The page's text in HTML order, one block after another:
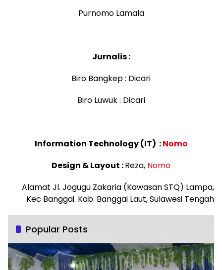
Purnomo Lamala
Jurnalis :
Biro Bangkep : Dicari
Biro Luwuk : Dicari
Information Technology (IT) :Nomo
Design & Layout :Reza, Nomo
Alamat Jl. Jogugu Zakaria (Kawasan STQ) Lampa,
Kec Banggai. Kab. Banggai Laut, Sulawesi Tengah
Popular Posts